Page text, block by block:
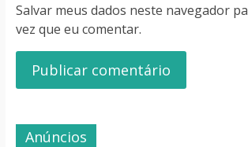
Salvar meus dados neste navegador
vez que eu comentar.
Anúncios